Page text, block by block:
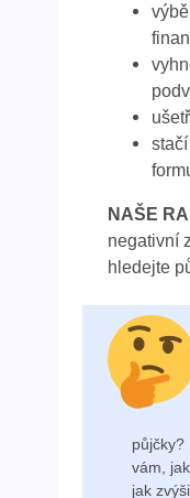
NAŠE
negativní
hledejte
půjčky?
vám,
jak